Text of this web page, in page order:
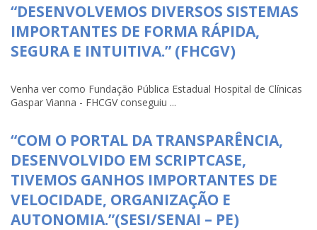
“DESENVOLVEMOS DIVERSOS SISTEMAS
IMPORTANTES DE FORMA RÁPIDA,
SEGURA E INTUITIVA.” (FHCGV)
Venha ver como Fundação Pública Estadual Hospital de Clínicas
Gaspar Vianna - FHCGV conseguiu ...
“COM O PORTAL DA TRANSPARÊNCIA,
DESENVOLVIDO EM SCRIPTCASE,
TIVEMOS GANHOS IMPORTANTES DE
VELOCIDADE, ORGANIZAÇÃO E
AUTONOMIA.”(SESI/SENAI – PE)